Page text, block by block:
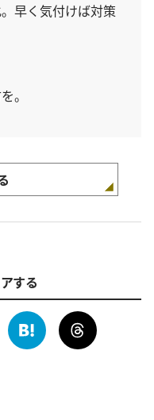
早く気付けば対策
。
する